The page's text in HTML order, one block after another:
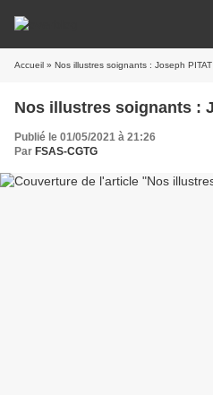
Accueil » Nos illustres soignants : Joseph PITAT
Nos illustres soignants :
Publié le 01/05/2021 à 21:26
Par FSAS-CGTG